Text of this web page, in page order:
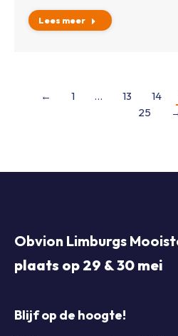
Lees meer
← 1 … 13 14
25
Obvion Limburgs
plaats op 29 & 30 mei
Blijf op de hoogte!